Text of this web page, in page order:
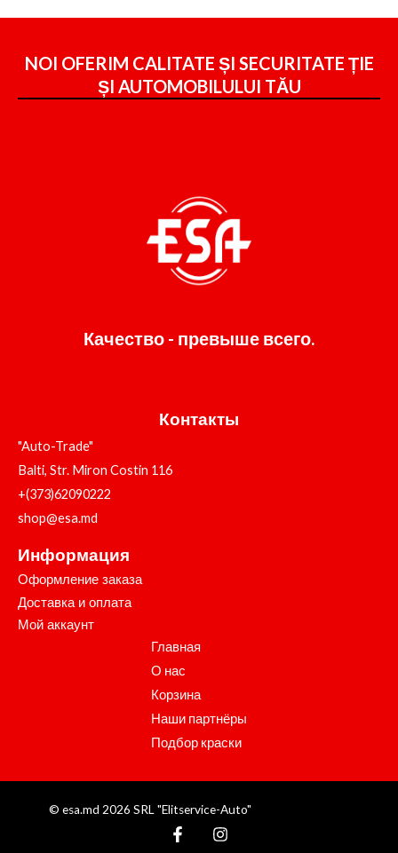
NOI OFERIM CALITATE ȘI SECURITATE ȚIE
ȘI AUTOMOBILULUI TĂU
Качество - превыше всего.
Контакты
"Auto-Trade"
Balti, Str. Miron Costin 116
+(373)62090222
shop@esa.md
Информация
Оформление заказа
Доставка и оплата
Мой аккаунт
Главная
О нас
Корзина
Наши партнёры
Подбор краски
© esa.md 2026 SRL "Elitservice-Auto"